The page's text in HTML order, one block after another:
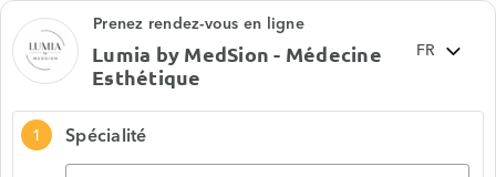
Prenez rendez-vous en ligne
Lumia by MedSion - Médecine
Esthétique
1
Spécialité